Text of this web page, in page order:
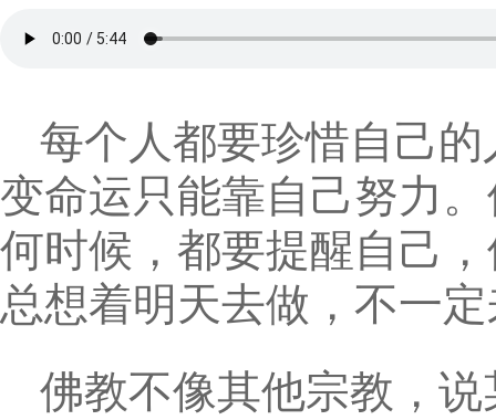
每个人都要珍惜自己
变命运只能靠自己努力
何时候，都要提醒自己
总想着明天去做，不一
佛教不像其他宗教，